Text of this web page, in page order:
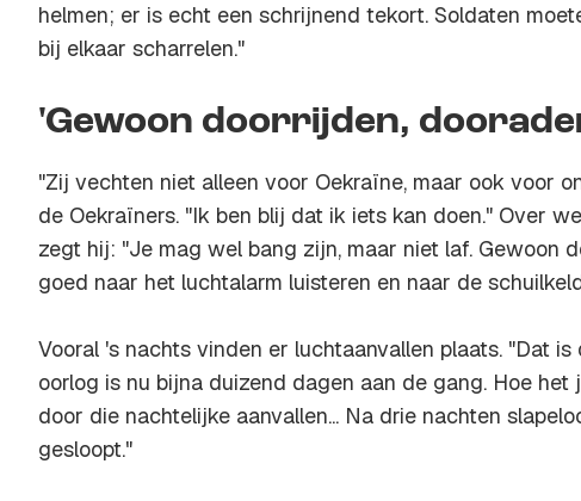
helmen; er is echt een schrijnend tekort. Soldaten
bij elkaar scharrelen."
'Gewoon doorrijden,
"Zij vechten niet alleen voor Oekraïne, maar ook voor
de Oekraïners. "Ik ben blij dat ik iets kan doen." Over
zegt hij: "Je mag wel bang zijn, maar niet laf. Gewoon
goed naar het luchtalarm luisteren en naar de
Vooral 's nachts vinden er luchtaanvallen plaats. "Dat is
oorlog is nu bijna duizend dagen aan de gang. Hoe
door die nachtelijke aanvallen... Na drie nachten
gesloopt."